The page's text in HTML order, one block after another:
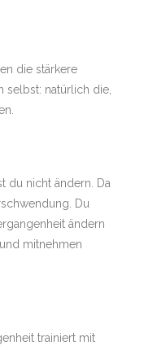
die stärkere
selbst: natürlich die,
du nicht ändern. Da
Du
ändern
mitnehmen
trainiert mit